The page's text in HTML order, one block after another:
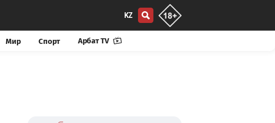
KZ
Мир Спорт Арбат TV